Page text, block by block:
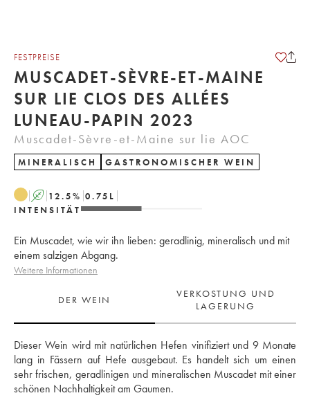
FESTPREISE
MUSCADET-SÈVRE-ET-MAINE
SUR LIE CLOS DES ALLÉES
LUNEAU-PAPIN 2023
Muscadet-Sèvre-et-Maine sur lie AOC
MINERALISCH GASTRONOMISCHER WEIN
A 12.5% 0.75 L
INTENSITÄT
Ein Muscadet, wie wir ihn lieben: geradlinig, mineralisch und mit
einem salzigen Abgang.
Weitere Informationen
DER WEIN
VERKOSTUNG UND
LAGERUNG
Dieser Wein wird mit natürlichen Hefen vinifiziert und 9 Monate
lang in Fässern auf Hefe ausgebaut. Es handelt sich um einen
sehr frischen, geradlinigen und mineralischen Muscadet mit einer
schönen Nachhaltigkeit am Gaumen.